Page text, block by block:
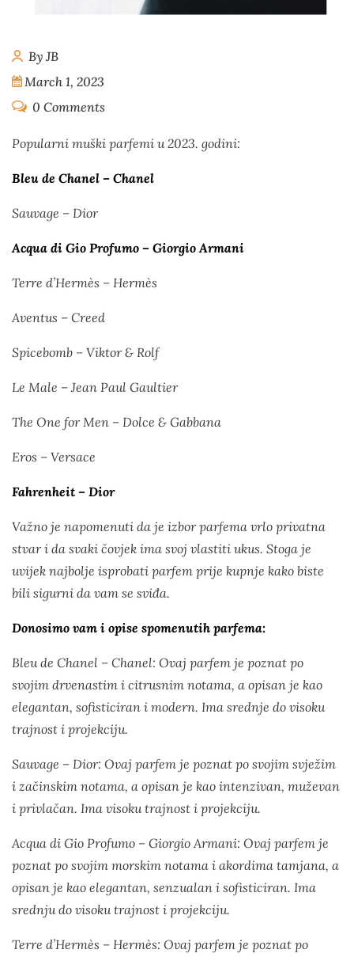
By JB
March 1, 2023
0 Comments
Popularni muški parfemi u 2023. godini:
Bleu de Chanel – Chanel
Sauvage – Dior
Acqua di Gio Profumo – Giorgio Armani
Terre d’Hermès – Hermès
Aventus – Creed
Spicebomb – Viktor & Rolf
Le Male – Jean Paul Gaultier
The One for Men – Dolce & Gabbana
Eros – Versace
Fahrenheit – Dior
Važno je napomenuti da je izbor parfema vrlo privatna
stvar i da svaki čovjek ima svoj vlastiti ukus. Stoga je
uvijek najbolje isprobati parfem prije kupnje kako biste
bili sigurni da vam se sviđa.
Donosimo vam i opise spomenutih parfema:
Bleu de Chanel – Chanel: Ovaj parfem je poznat po
svojim drvenastim i citrusnim notama, a opisan je kao
elegantan, sofisticiran i modern. Ima srednje do visoku
trajnost i projekciju.
Sauvage – Dior: Ovaj parfem je poznat po svojim svježim
i začinskim notama, a opisan je kao intenzivan, muževan
i privlačan. Ima visoku trajnost i projekciju.
Acqua di Gio Profumo – Giorgio Armani: Ovaj parfem je
poznat po svojim morskim notama i akordima tamjana, a
opisan je kao elegantan, senzualan i sofisticiran. Ima
srednju do visoku trajnost i projekciju.
Terre d’Hermès – Hermès: Ovaj parfem je poznat po